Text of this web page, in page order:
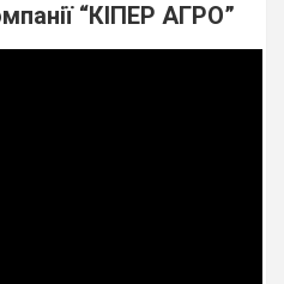
“КІПЕР АГРО”